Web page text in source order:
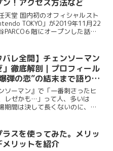
ン！アクセス方法など
天堂 国内初のオフィシャルスト
TOKYO」が2019年11月22
PARCO６階にオープンした話
バレ全開】チェンソーマン
」徹底解剖｜プロフィール
弾の恋”の結末まで語り尽
ソーマン』で「一番刺さったヒ
レゼかも…」って人、多いは
期間は決して長くないのに、読
“欲望の物語”に一気に火をつけ
からです。1. ...
ラスを使ってみた。メリッ
メリットを紹介